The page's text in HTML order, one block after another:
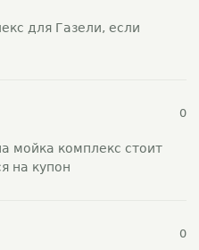
для Газели, если
0
мойка комплекс стоит
на купон
0